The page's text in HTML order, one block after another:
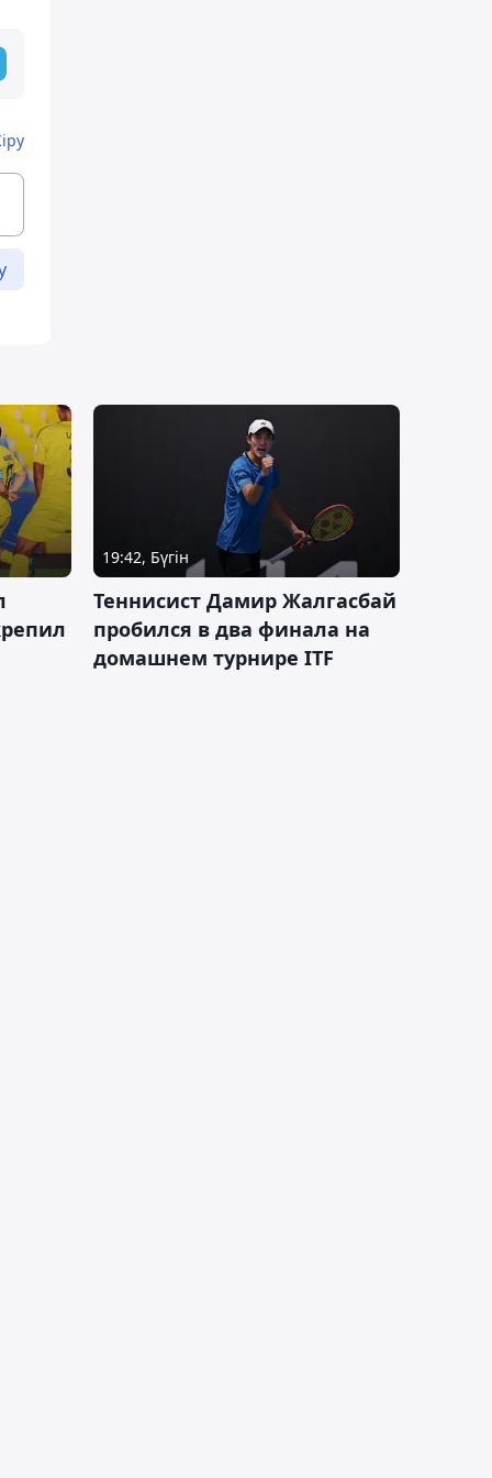
19:42, Бүгін
Теннисист Дамир Жалгасбай
пробился в два финала на
домашнем турнире ITF